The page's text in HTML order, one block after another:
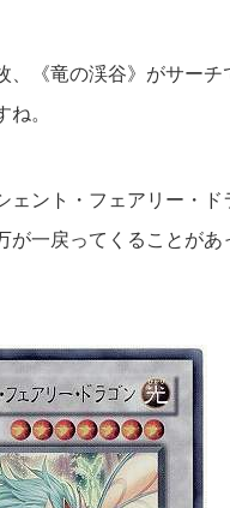
、《竜の渓谷》がサーチ
ね。
ェント・フェアリー・ド
が一戻ってくることがあ